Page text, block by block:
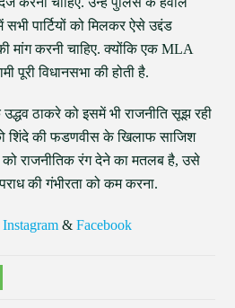
पार्टियों को मिलकर ऐसे उद्दंड
मांग करनी चाहिए. क्योंकि एक MLA
पूरी विधानसभा की होती है.
ठाकरे को इसमें भी राजनीति सूझ रही
शिंदे की फडणवीस के खिलाफ साजिश
को राजनीतिक रंग देने का मतलब है, उसे
की गंभीरता को कम करना.
Instagram &Facebook